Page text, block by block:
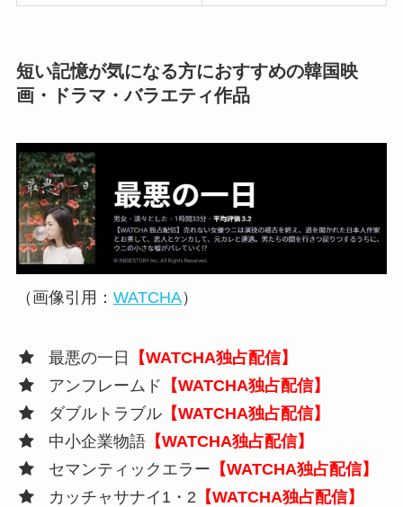
短い記憶が気になる方におすすめの韓国映
画・ドラマ・バラエティ作品
（画像引用： WATCHA）
最悪の一日
【WATCHA独占配信】
アンフレームド 【WATCHA独占配信】
ダブルトラブル【WATCHA独占配信】
中小企業物語【WATCHA独占配信】
セマンティックエラー 【WATCHA独占配信】
カッチャサナイ1・2 【WATCHA独占配信】